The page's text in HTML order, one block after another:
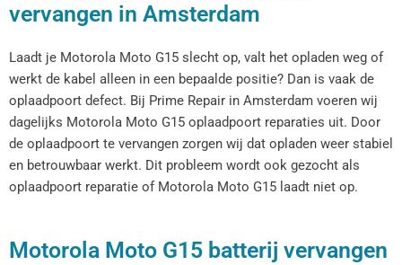
vervangen in Amsterdam
Laadt je Motorola Moto G15 slecht op, valt het opladen weg of
werkt de kabel alleen in een bepaalde positie? Dan is vaak de
oplaadpoort defect. Bij Prime Repair in Amsterdam voeren wij
dagelijks Motorola Moto G15 oplaadpoort reparaties uit. Door
de oplaadpoort te vervangen zorgen wij dat opladen weer stabiel
en betrouwbaar werkt. Dit probleem wordt ook gezocht als
oplaadpoort reparatie of Motorola Moto G15 laadt niet op.
Motorola Moto G15 batterij vervangen